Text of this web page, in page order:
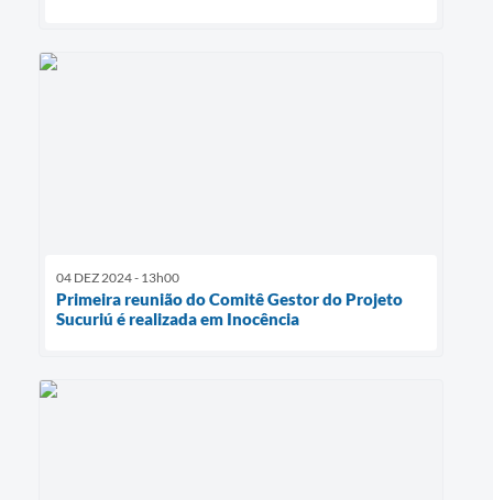
04 DEZ 2024 - 13h00
Primeira reunião do Comitê Gestor do Projeto
Sucuriú é realizada em Inocência